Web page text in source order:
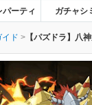
パーティ ガチャシ
ド 【パズドラ】八